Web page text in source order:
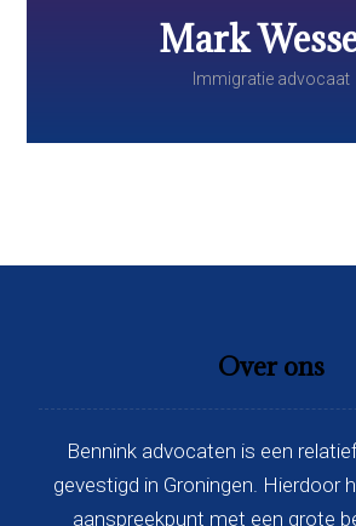
Mark
Immigratie advocaat
Over ons
Bennink advocaten is een
gevestigd in Groningen. Hierdoor
aanspreekpunt met een grote